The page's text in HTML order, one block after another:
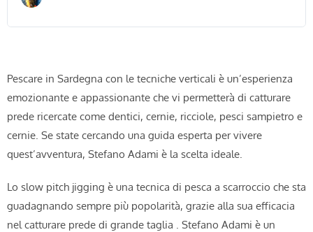
Pescare in Sardegna con le tecniche verticali è un’esperienza
emozionante e appassionante che vi permetterà di catturare
prede ricercate come dentici, cernie, ricciole, pesci sampietro e
cernie. Se state cercando una guida esperta per vivere
quest’avventura, Stefano Adami è la scelta ideale.
Lo slow pitch jigging è una tecnica di pesca a scarroccio che sta
guadagnando sempre più popolarità, grazie alla sua efficacia
nel catturare prede di grande taglia . Stefano Adami è un